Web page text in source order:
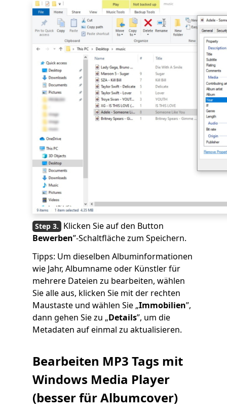
Klicken Sie auf den Button
Bewerben”-Schaltfläche zum Speichern.
Tipps: Um dieselben Albuminformationen
wie Jahr, Albumname oder Künstler für
mehrere Dateien zu bearbeiten, wählen
Sie alle aus, klicken Sie mit der rechten
Maustaste und wählen Sie „Immobilien”,
dann gehen Sie zu „Details”, um die
Metadaten auf einmal zu aktualisieren.
Bearbeiten MP3 Tags mit
Windows Media Player
(besser für Albumcover)